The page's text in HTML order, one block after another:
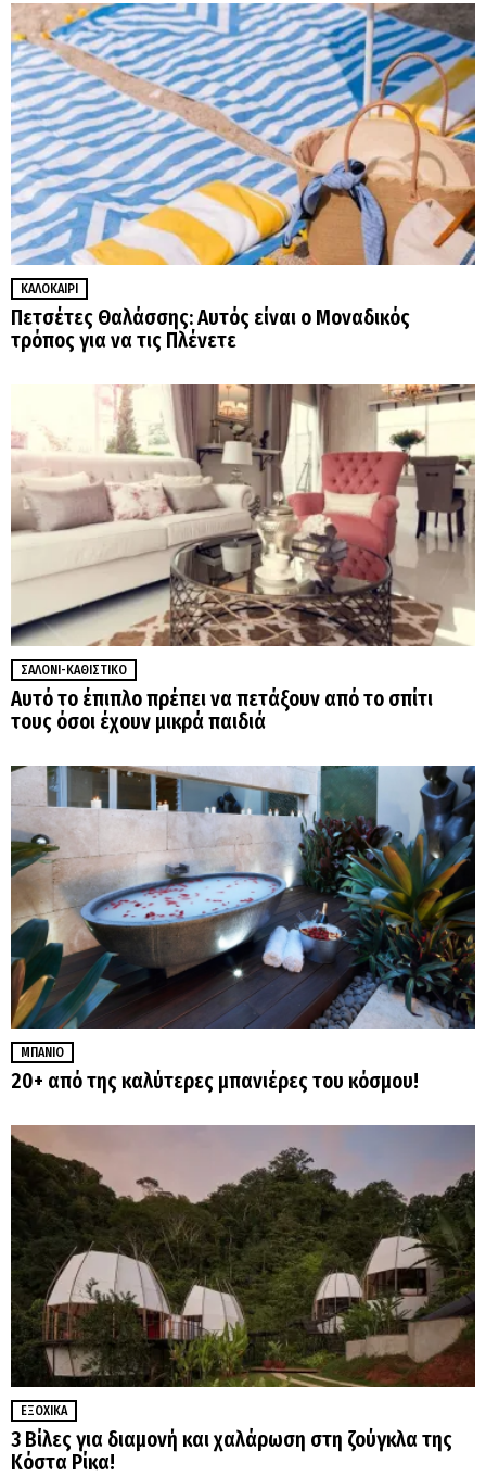
ΚΑΛΟΚΑΊΡΙ
Πετσέτες Θαλάσσης: Αυτός είναι ο Μοναδικός
τρόπος για να τις Πλένετε
ΣΑΛΌΝΙ-ΚΑΘΙΣΤΙΚΌ
Αυτό το έπιπλο πρέπει να πετάξουν από το σπίτι
τους όσοι έχουν μικρά παιδιά
ΜΠΆΝΙΟ
20+ από της καλύτερες μπανιέρες του κόσμου!
ΕΞΟΧΙΚΆ
3 Βίλες για διαμονή και χαλάρωση στη ζούγκλα της
Κόστα Ρίκα!